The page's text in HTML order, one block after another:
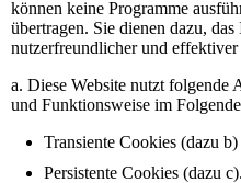
können keine Programme
übertragen. Sie dienen dazu,
nutzerfreundlicher und effektiver
a. Diese Website nutzt folgende
und Funktionsweise im
Transiente Cookies (dazu b)
Persistente Cookies (dazu c).